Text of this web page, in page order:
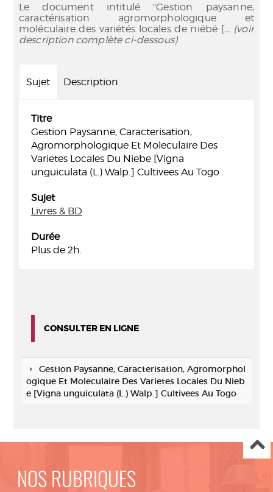
Le document intitulé "Gestion paysanne,
caractérisation agromorphologique et
moléculaire des variétés locales de niébé [... (voir
description complète ci-dessous)
Sujet Description
Titre
Gestion Paysanne, Caracterisation,
Agromorphologique Et Moleculaire Des
Varietes Locales Du Niebe [Vigna
unguiculata (L.) Walp.] Cultivees Au Togo
Sujet
Livres & BD
Durée
Plus de 2h.
CONSULTER EN LIGNE
Gestion Paysanne, Caracterisation, Agromorphol
ogique Et Moleculaire Des Varietes Locales Du Nieb
e [Vigna unguiculata (L.) Walp.] Cultivees Au Togo
NOS RUBRIQUES